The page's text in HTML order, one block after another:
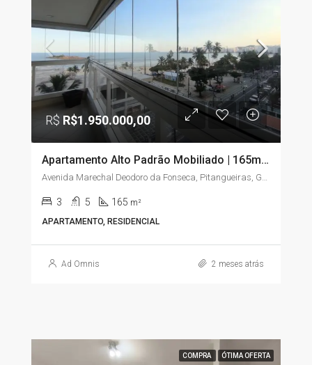
R$ R$1.950.000,00
Apartamento Alto Padrão Mobiliado | 165m² | 3 Suítes | Vista para o Mar | Pitangueiras – Guarujá/SP
3 5 165 m²
APARTAMENTO, RESIDENCIAL
Ad Omnis 2 meses atrás
COMPRA ÓTIMA OFERTA